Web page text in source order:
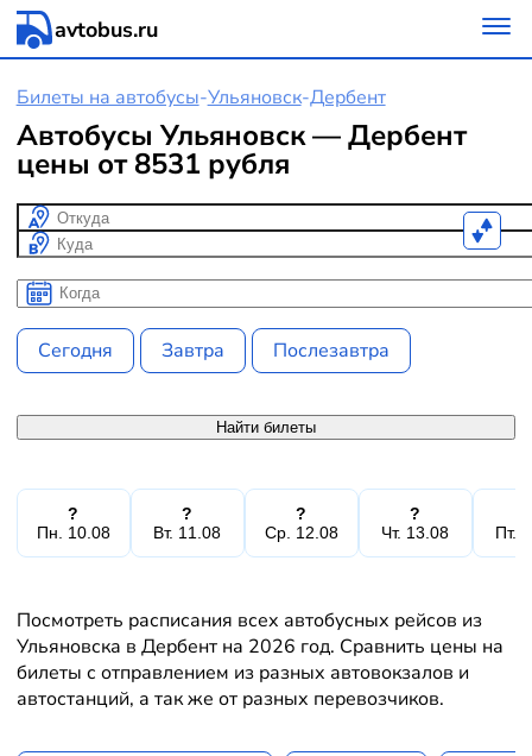
avtobus.ru
Билеты на автобусы-Ульяновск-Дербент
Автобусы Ульяновск — Дербент
цены от 8531 рубля
Откуда
Куда
Когда
Когда
Сегодня Завтра Послезавтра
Найти билеты
?
Пн. 10.08
?
Вт. 11.08
?
Ср. 12.08
?
Чт. 13.08
Пт.
Посмотреть расписания всех автобусных рейсов из
Ульяновска в Дербент на 2026 год. Сравнить цены на
билеты с отправлением из разных автовокзалов и
автостанций, а так же от разных перевозчиков.